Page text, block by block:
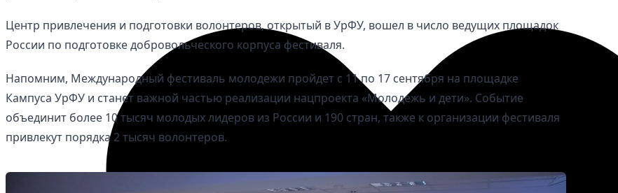
Центр привлечения и подготовки волонтеров, открытый в УрФУ, вошел в число ведущих площадок
России по подготовке добровольческого корпуса фестиваля.
Напомним, Международный фестиваль молодежи пройдет с 11 по 17 сентября на площадке
Кампуса УрФУ и станет важной частью реализации нацпроекта «Молодежь и дети». Событие
объединит более 10 тысяч молодых лидеров из России и 190 стран, также к организации фестиваля
привлекут порядка 2 тысяч волонтеров.